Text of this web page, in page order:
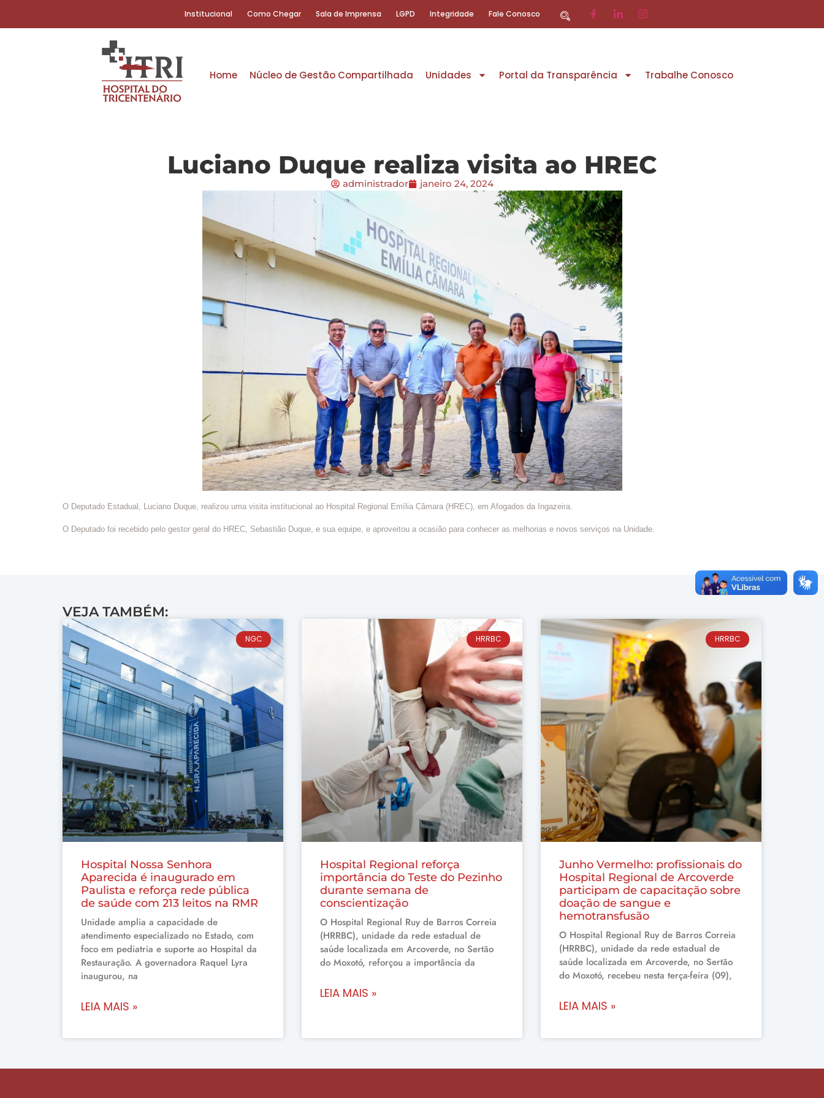
Institucional Como Chegar Sala de Imprensa LGPD Integridade Fale Conosco
Home Núcleo de Gestão Compartilhada Unidades Portal da Transparência Trabalhe Conosco
Luciano Duque realiza visita ao HREC
administrador janeiro 24, 2024
O Deputado Estadual, Luciano Duque, realizou uma visita institucional ao Hospital Regional Emília Câmara (HREC), em Afogados da Ingazeira.
O Deputado foi recebido pelo gestor geral do HREC, Sebastião Duque, e sua equipe, e aproveitou a ocasião para conhecer as melhorias e novos serviços na Unidade.
VEJA TAMBÉM:
NGC
Hospital Nossa Senhora
Aparecida é inaugurado em
Paulista e reforça rede pública
de saúde com 213 leitos na RMR
Unidade amplia a capacidade de
atendimento especializado no Estado, com
foco em pediatria e suporte ao Hospital da
Restauração. A governadora Raquel Lyra
inaugurou, na
LEIA MAIS »
HRRBC
Hospital Regional reforça
importância do Teste do Pezinho
durante semana de
conscientização
O Hospital Regional Ruy de Barros Correia
(HRRBC), unidade da rede estadual de
saúde localizada em Arcoverde, no Sertão
do Moxotó, reforçou a importância da
LEIA MAIS »
HRRBC
Junho Vermelho: profissionais do
Hospital Regional de Arcoverde
participam de capacitação sobre
doação de sangue e
hemotransfusão
O Hospital Regional Ruy de Barros Correia
(HRRBC), unidade da rede estadual de
saúde localizada em Arcoverde, no Sertão
do Moxotó, recebeu nesta terça-feira (09),
LEIA MAIS »